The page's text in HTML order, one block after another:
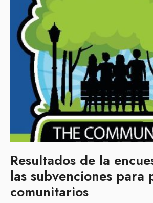
Resultados de la
las subvenciones para
comunitarios